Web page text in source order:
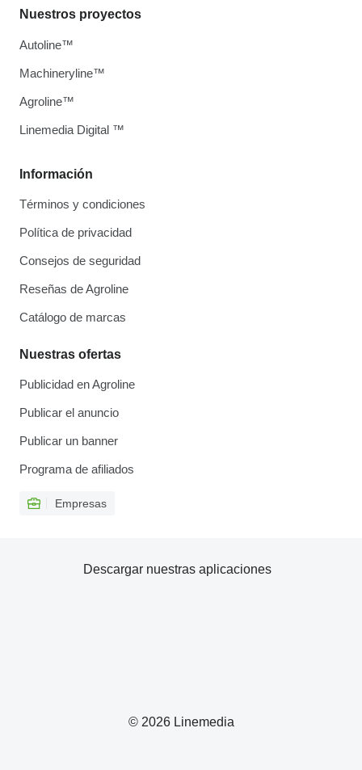
Información
Términos y condiciones
Política de privacidad
Consejos de seguridad
Reseñas de Agroline
Catálogo de marcas
Nuestras ofertas
Publicidad en Agroline
Publicar el anuncio
Publicar un banner
Programa de afiliados
Empresas
Nuestros proyectos
Autoline™
Machineryline™
Agroline™
Linemedia Digital ™
© 2026 Linemedia
Descargar nuestras aplicaciones